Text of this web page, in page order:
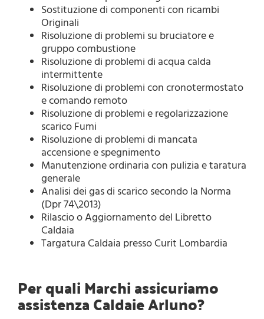
Sostituzione di componenti con ricambi
Originali
Risoluzione di problemi su bruciatore e
gruppo combustione
Risoluzione di problemi di acqua calda
intermittente
Risoluzione di problemi con cronotermostato
e comando remoto
Risoluzione di problemi e regolarizzazione
scarico Fumi
Risoluzione di problemi di mancata
accensione e spegnimento
Manutenzione ordinaria con pulizia e taratura
generale
Analisi dei gas di scarico secondo la Norma
(Dpr 74\2013)
Rilascio o Aggiornamento del Libretto
Caldaia
Targatura Caldaia presso Curit Lombardia
Per quali Marchi assicuriamo
assistenza Caldaie Arluno?